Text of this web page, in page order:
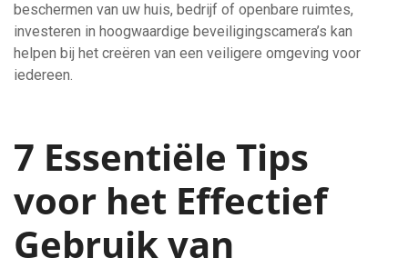
beschermen van uw huis, bedrijf of openbare ruimtes,
investeren in hoogwaardige beveiligingscamera’s kan
helpen bij het creëren van een veiligere omgeving voor
iedereen.
7 Essentiële Tips
voor het Effectief
Gebruik van